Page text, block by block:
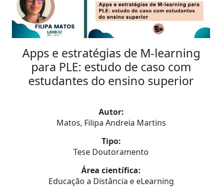
Apps e estratégias de M-learning
para PLE: estudo de caso com
estudantes do ensino superior
Autor:
Matos, Filipa Andreia Martins
Tipo:
Tese Doutoramento
Área científica:
Educação a Distância e eLearning